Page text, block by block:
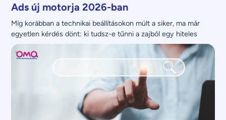
Ads új motorja 2026-ban
Míg korábban a technikai beállításokon múlt a siker, ma már
egyetlen kérdés dönt: ki tudsz-e tűnni a zajból egy hiteles
üzenettel?